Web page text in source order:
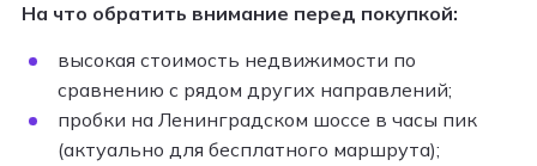
На что обратить внимание перед покупкой:
высокая стоимость недвижимости по
сравнению с рядом других направлений;
пробки на Ленинградском шоссе в часы пик
(актуально для бесплатного маршрута);